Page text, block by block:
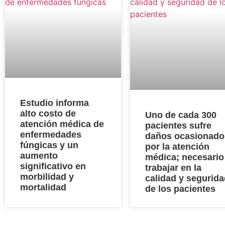
Estudio informa
alto costo de
atención médica de
enfermedades
fúngicas y un
aumento
significativo en
morbilidad y
mortalidad
Uno de cada 300
pacientes sufre
daños
por la atención
médica; necesario
trabajar en la
calidad y
de los pacientes